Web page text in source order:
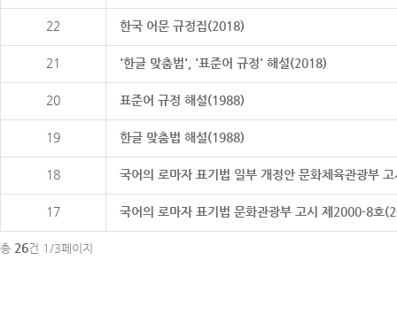
22 한국 어문 규정집(2018)
21 '한글 맞춤법', '표준어 규정' 해설(2018)
20 표준어 규정 해설(1988)
19 한글 맞춤법 해설(1988)
18 국어의 로마자 표기법 일부 개정안 문화체육관광부
17 국어의 로마자 표기법 문화관광부 고시 제2000-8호
총 26건 1/3페이지